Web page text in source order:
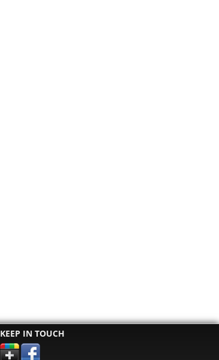
KEEP IN TOUCH